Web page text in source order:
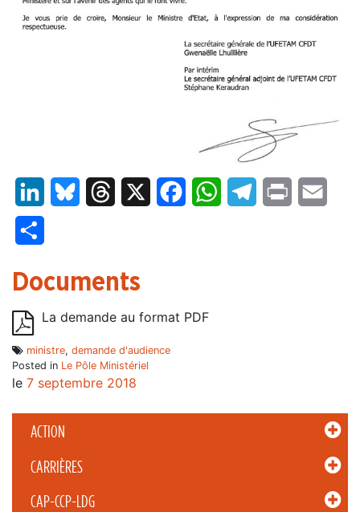
ACTION
CARRIÈRES
CAP-CCP-LDG
LinkedInBluesky Threads FacebookWhatsAppTelegram
Print
Documents
La demande au format PDF
ministre, demande d'audience
Posted in Le Pôle Ministériel
le 7 septembre 2018